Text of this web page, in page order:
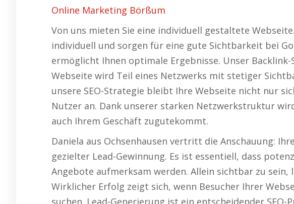
Online Marketing Börßum
Von uns mieten Sie eine individuell gestaltete
individuell und sorgen für eine gute Sichtbarkeit bei
ermöglicht Ihnen optimale Ergebnisse. Unser
Webseite wird Teil eines Netzwerks mit stetiger
unsere SEO-Strategie bleibt Ihre Webseite nicht nur
Nutzer an. Dank unserer starken Netzwerkstruktur
auch Ihrem Geschäft zugutekommt.
Daniela aus Ochsenhausen vertritt die Anschauung:
gezielter Lead-Gewinnung. Es ist essentiell, dass
Angebote aufmerksam werden. Allein sichtbar zu
Wirklicher Erfolg zeigt sich, wenn Besucher Ihrer